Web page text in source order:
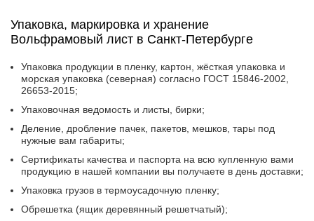
Упаковка, маркировка и хранение
Вольфрамовый лист в Санкт-Петербурге
Упаковка продукции в пленку, картон, жёсткая упаковка и
морская упаковка (северная) согласно ГОСТ 15846-2002,
26653-2015;
Упаковочная ведомость и листы, бирки;
Деление, дробление пачек, пакетов, мешков, тары под
нужные вам габариты;
Сертификаты качества и паспорта на всю купленную вами
продукцию в нашей компании вы получаете в день доставки;
Упаковка грузов в термоусадочную пленку;
Обрешетка (ящик деревянный решетчатый);